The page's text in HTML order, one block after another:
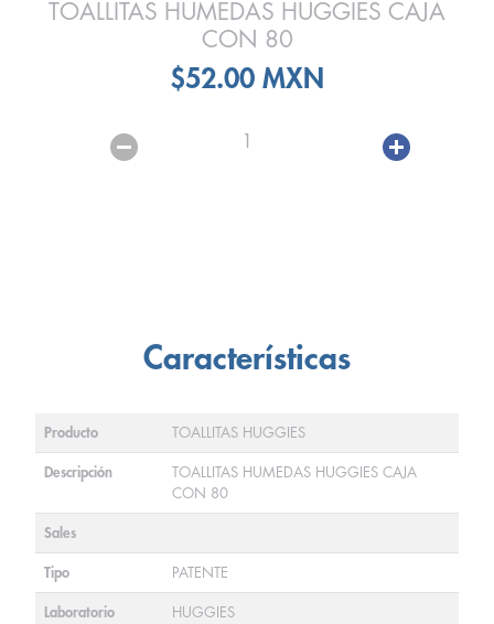
TOALLITAS HUMEDAS HUGGIES CAJA
CON 80
$52.00 MXN
1
Características
Producto TOALLITAS HUGGIES
Descripción
TOALLITAS HUMEDAS HUGGIES CAJA
CON 80
Sales
Tipo PATENTE
Laboratorio HUGGIES